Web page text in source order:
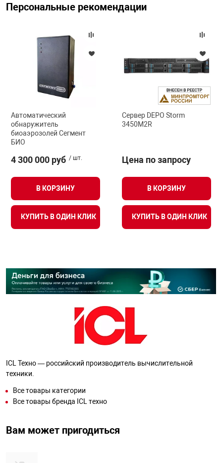
Персональные рекомендации
Автоматический
обнаружитель
биоаэрозолей Сегмент
БИО
4 300 000 руб / шт.
В КОРЗИНУ
КУПИТЬ В ОДИН КЛИК
Сервер DEPO Storm
3450M2R
Цена по запросу
В КОРЗИНУ
КУПИТЬ В ОДИН КЛИК
ICL Техно — российский производитель вычислительной
техники.
Все товары категории
Все товары бренда ICL техно
Вам может пригодиться